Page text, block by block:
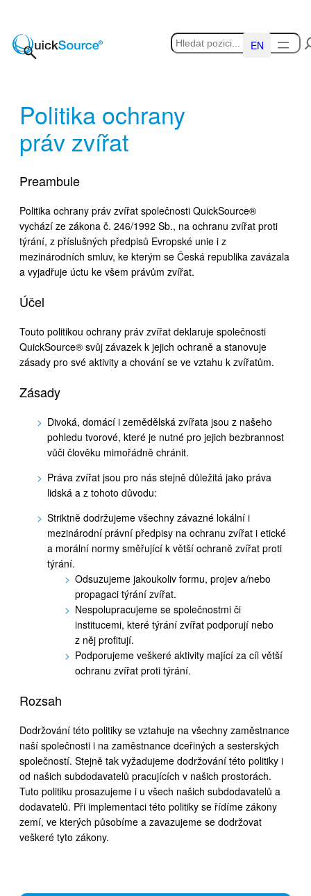
obsah
Hledat
English
Politika ochrany
práv zvířat
Preambule
Politika ochrany práv zvířat společnosti QuickSource®
vychází ze zákona č. 246/1992 Sb., na ochranu zvířat proti
týrání, z příslušných předpisů Evropské unie i z
mezinárodních smluv, ke kterým se Česká republika zavázala
a vyjadřuje úctu ke všem právům zvířat.
Účel
Touto politikou ochrany práv zvířat deklaruje společnosti
QuickSource® svůj závazek k jejich ochraně a stanovuje
zásady pro své aktivity a chování se ve vztahu k zvířatům.
Zásady
Divoká, domácí i zemědělská zvířata jsou z našeho
pohledu tvorové, které je nutné pro jejich bezbrannost
vůči člověku mimořádně chránit.
Práva zvířat jsou pro nás stejně důležitá jako práva
lidská a z tohoto důvodu:
Striktně dodržujeme všechny závazné lokální i
mezinárodní právní předpisy na ochranu zvířat i etické
a morální normy směřující k větší ochraně zvířat proti
týrání.
Odsuzujeme jakoukoliv formu, projev a/nebo
propagaci týrání zvířat.
Nespolupracujeme se společnostmi či
institucemi, které týrání zvířat podporují nebo
z něj profitují.
Podporujeme veškeré aktivity mající za cíl větší
ochranu zvířat proti týrání.
Rozsah
Dodržování této politiky se vztahuje na všechny zaměstnance
naší společnosti i na zaměstnance dceřiných a sesterských
společností. Stejně tak vyžadujeme dodržování této politiky i
od našich subdodavatelů pracujících v našich prostorách.
Tuto politiku prosazujeme i u všech našich subdodavatelů a
dodavatelů. Při implementaci této politiky se řídíme zákony
zemí, ve kterých působíme a zavazujeme se dodržovat
veškeré tyto zákony.